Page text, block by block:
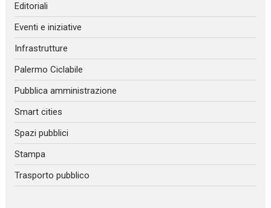
Editoriali
Eventi e iniziative
Infrastrutture
Palermo Ciclabile
Pubblica amministrazione
Smart cities
Spazi pubblici
Stampa
Trasporto pubblico